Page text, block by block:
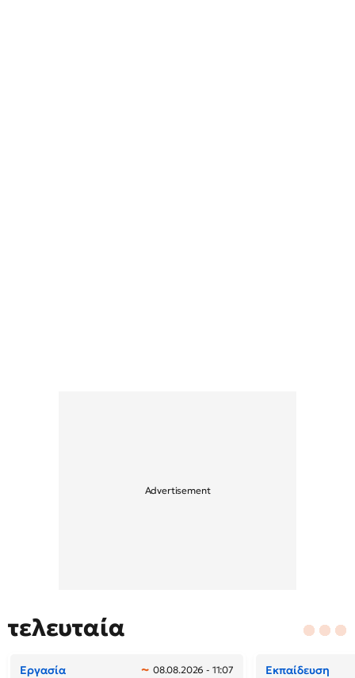
τελευταία
Εργασία 08.08.2026 - 11:07 Εκπαίδευση